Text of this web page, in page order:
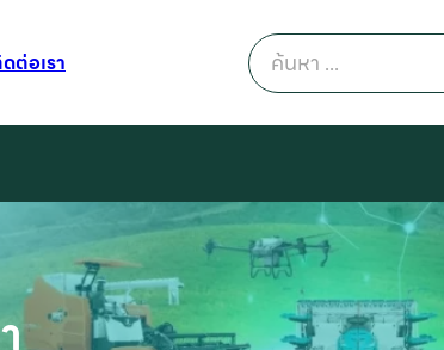
ต่อเรา
Search
for: